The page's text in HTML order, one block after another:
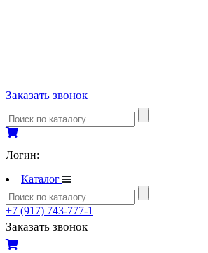
Заказать звонок
Логин:
Каталог
+7 (917) 743-777-1
Заказать звонок
Полипропиленовые трубы и фитинги
Полипропиленовые трубы и фитинги
Полипропиленовые трубы и фитинги VALTEC
Полотенцесушители
Комплектующие к полотенцесушителям
Полотенцесушители водяные
Полотенцесушители электрические